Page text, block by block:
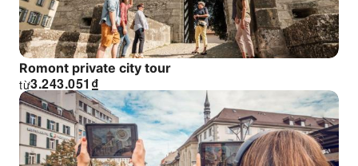
Romont private city tour
₫
3.243.051
từ